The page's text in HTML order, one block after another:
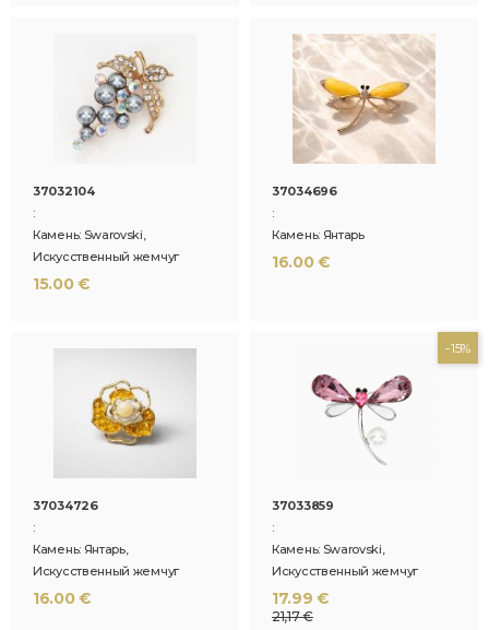
37032104
:
Камень: Swarovski,
Искусственный жемчуг
15.00 €
37034696
:
Камень: Янтарь
16.00 €
37034726
:
Камень: Янтарь,
Искусственный жемчуг
16.00 €
-15%
37033859
:
Камень: Swarovski,
Искусственный жемчуг
17.99 €
21,17 €